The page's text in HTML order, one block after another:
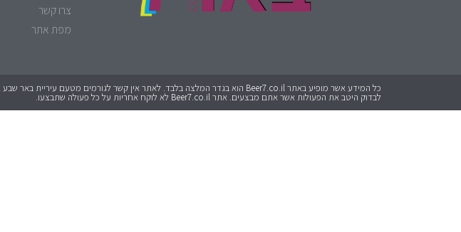
צרו קשר
מפת אתר
לבדוק היטב את הפעולות אשר אתם מבצעים. אתר Beer7.co.il לא לוקח אחריות על כל פעולה שתבצעו.